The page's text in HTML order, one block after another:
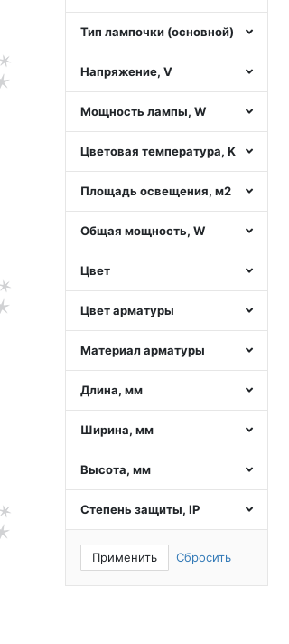
Тип лампочки (основной)
Напряжение, V
Мощность лампы, W
Цветовая температура, K
Площадь освещения, м2
Общая мощность, W
Цвет
Цвет арматуры
Материал арматуры
Длина, мм
Ширина, мм
Высота, мм
Степень защиты, IP
Применить Сбросить